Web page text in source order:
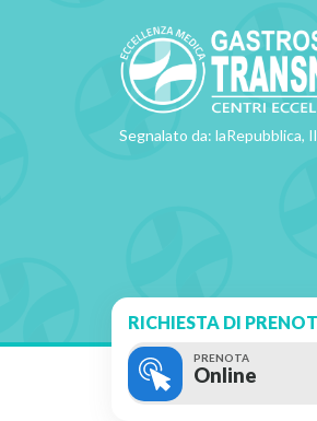
Segnalato da: laRepubblica,
RICHIESTA DI
PRENOTA
Online